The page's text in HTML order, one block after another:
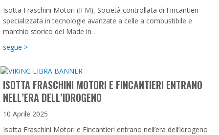
Isotta Fraschini Motori (IFM), Società controllata di Fincantieri
specializzata in tecnologie avanzate a celle a combustibile e
marchio storico del Made in…
segue >about Inaugurazione nuova linea produttiva Fuel Cell
ISOTTA FRASCHINI MOTORI E FINCANTIERI ENTRANO
NELL’ERA DELL’IDROGENO
10 Aprile 2025
Isotta Fraschini Motori e Fincantieri entrano nell’era dell’idrogeno